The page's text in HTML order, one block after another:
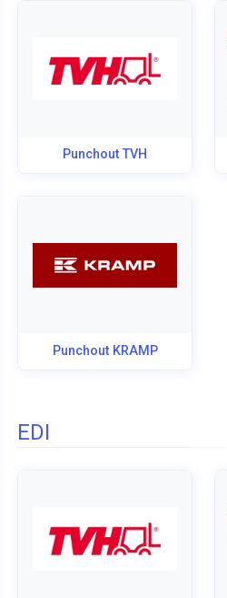
Punchout TVH
Punchout KRAMP
EDI